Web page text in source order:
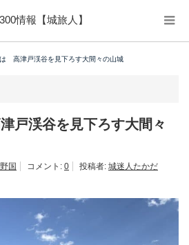
情報【城旅人】
高津戸渓谷を見下ろす大間々の山城
戸渓谷を見下ろす大間々
国 コメント: 0 投稿者: 城迷人たかだ